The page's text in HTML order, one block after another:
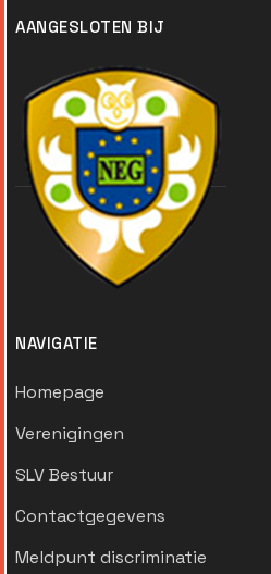
AANGESLOTEN BIJ
NAVIGATIE
Homepage
Verenigingen
SLV Bestuur
Contactgegevens
Meldpunt discriminatie